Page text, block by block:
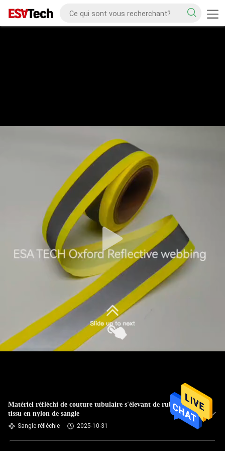
Matériel réfléchi de couture tubulaire s'élevant de ruban de
tissu en nylon de sangle
Sangle réfléchie 2025-10-31